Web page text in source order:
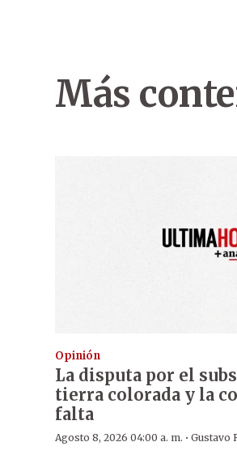
Más
Opinión
La disputa por el
tierra colorada y la
falta
Agosto 8, 2026 04:00 a. m. · Gustavo